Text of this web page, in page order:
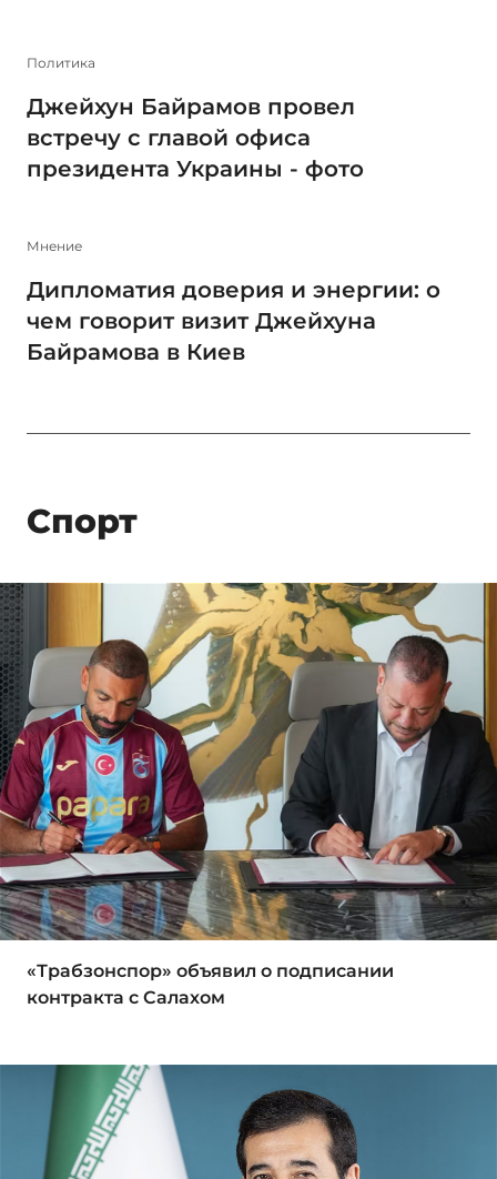
Политика
Джейхун Байрамов провел
встречу с главой офиса
президента Украины - фото
Мнение
Дипломатия доверия и энергии: о
чем говорит визит Джейхуна
Байрамова в Киев
Спорт
«Трабзонспор» объявил о подписании
контракта с Салахом